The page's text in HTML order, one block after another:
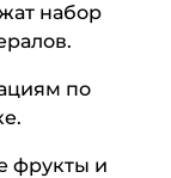
набор
по
фрукты и